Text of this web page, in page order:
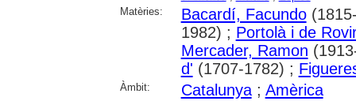
Matèries:
Bacardí, Facundo
1982) ; Portolà i de
Mercader, Ramon
d' (1707-1782) ;
Àmbit: Catalunya; Amèrica